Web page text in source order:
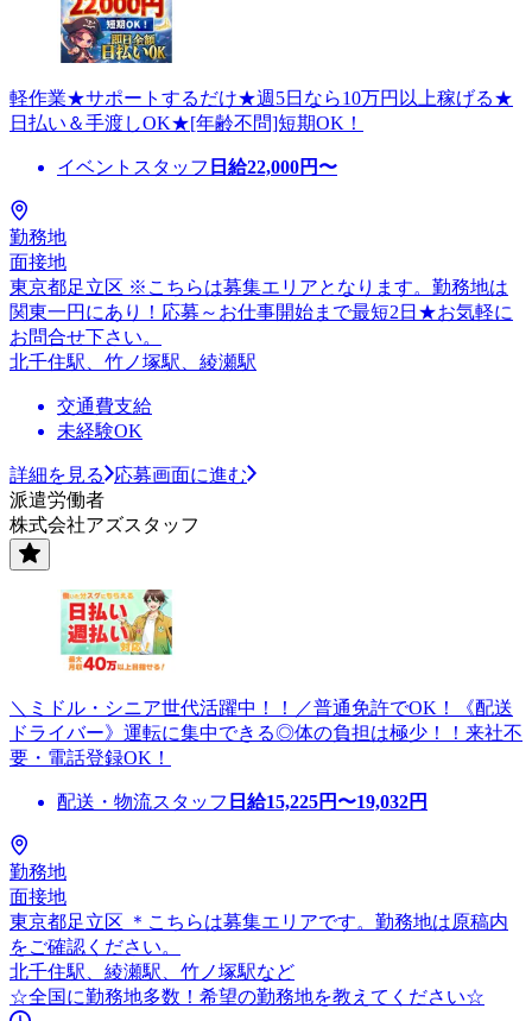
軽作業★サポートするだけ★週5日なら10万円以上稼げる★
日払い＆手渡しOK★[年齢不問]短期OK！
イベントスタッフ 日給22,000円〜
勤務地
面接地
東京都足立区 ※こちらは募集エリアとなります。勤務地は
関東一円にあり！応募～お仕事開始まで最短2日★お気軽に
お問合せ下さい。
北千住駅、竹ノ塚駅、綾瀬駅
交通費支給
未経験OK
詳細を見る
応募画面に進む
派遣労働者
株式会社アズスタッフ
＼ミドル・シニア世代活躍中！！／普通免許でOK！《配送
ドライバー》運転に集中できる◎体の負担は極少！！来社不
要・電話登録OK！
配送・物流スタッフ 日給15,225円〜19,032円
勤務地
面接地
東京都足立区 ＊こちらは募集エリアです。勤務地は原稿内
をご確認ください。
北千住駅、綾瀬駅、竹ノ塚駅など
☆全国に勤務地多数！希望の勤務地を教えてください☆